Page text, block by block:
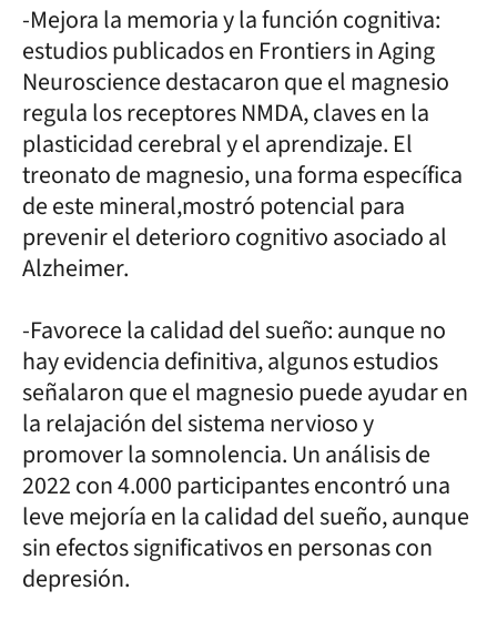
-Mejora la memoria y la función cognitiva:
estudios publicados en Frontiers in Aging
Neuroscience destacaron que el magnesio
regula los receptores NMDA, claves en la
plasticidad cerebral y el aprendizaje. El
treonato de magnesio, una forma específica
de este mineral,mostró potencial para
prevenir el deterioro cognitivo asociado al
Alzheimer.
-Favorece la calidad del sueño: aunque no
hay evidencia definitiva, algunos estudios
señalaron que el magnesio puede ayudar en
la relajación del sistema nervioso y
promover la somnolencia. Un análisis de
2022 con 4.000 participantes encontró una
leve mejoría en la calidad del sueño, aunque
sin efectos significativos en personas con
depresión.